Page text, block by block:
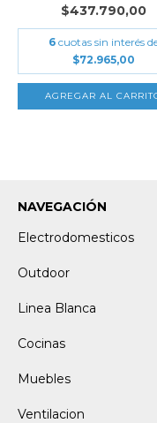
14...
$437.790,00
6 cuotas sin interés
$72.965,00
NAVEGACIÓN
Electrodomesticos
Outdoor
Linea Blanca
Cocinas
Muebles
Ventilacion